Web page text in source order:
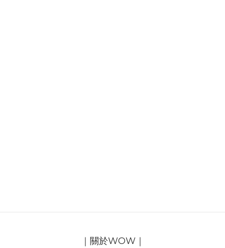
｜關於WOW｜